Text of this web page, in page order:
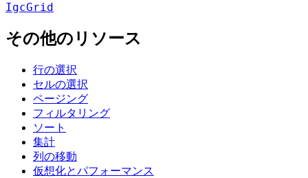
IgcGrid
その他のリソース
行の選択
セルの選択
ページング
フィルタリング
ソート
集計
列の移動
仮想化とパフォーマンス